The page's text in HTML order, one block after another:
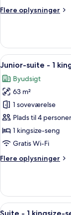
seng
til
Club-
lounge
Flere oplysninger
Flere
værelse
1
seng
adgang
til
Club-
lounge
Indlæs
alle
billeder
af
Junior-
suite
-
1
seng
View)
12
Junior-suite - 1
Byudsigt
63 m²
1 soveværelse
Plads til 4 personer
1 kingsize-seng
Gratis Wi-Fi
Flere oplysninger
Flere
suite
1
Indlæs
16
Suite - 1 kingsize-